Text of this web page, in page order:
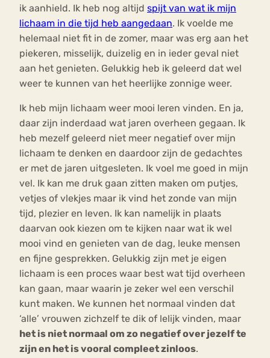
ik aanhield. Ik heb nog altijd spijt van wat ik mijn
lichaam in die tijd heb aangedaan. Ik voelde me
helemaal niet fit in de zomer, maar was erg aan het
piekeren, misselijk, duizelig en in ieder geval niet
aan het genieten. Gelukkig heb ik geleerd dat wel
weer te kunnen van het heerlijke zonnige weer.
Ik heb mijn lichaam weer mooi leren vinden. En ja,
daar zijn inderdaad wat jaren overheen gegaan. Ik
heb mezelf geleerd niet meer negatief over mijn
lichaam te denken en daardoor zijn de gedachtes
er met de jaren uitgesleten. Ik voel me goed in mijn
vel. Ik kan me druk gaan zitten maken om putjes,
vetjes of vlekjes maar ik vind het zonde van mijn
tijd, plezier en leven. Ik kan namelijk in plaats
daarvan ook kiezen om te kijken naar wat ik wel
mooi vind en genieten van de dag, leuke mensen
en fijne gesprekken. Gelukkig zijn met je eigen
lichaam is een proces waar best wat tijd overheen
kan gaan, maar waarin je zeker wel een verschil
kunt maken. We kunnen het normaal vinden dat
‘alle’ vrouwen zichzelf te dik of lelijk vinden, maar
het is niet normaal om zo negatief over jezelf te
zijn en het is vooral compleet zinloos.